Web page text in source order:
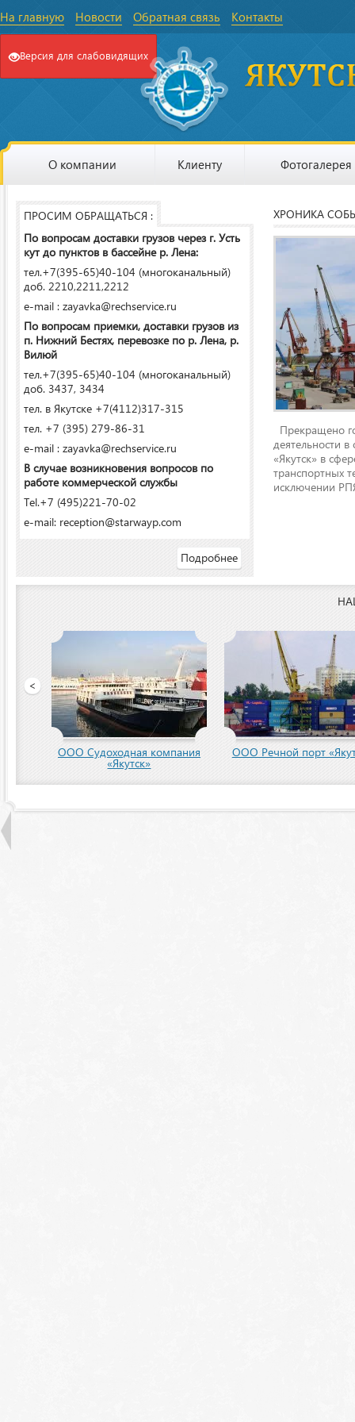
На главную Новости Обратная связь Контакты
Версия для слабовидящих
О компании Клиенту Фотогалерея
ПРОСИМ ОБРАЩАТЬСЯ :
По вопросам доставки грузов через г. Усть
кут до пунктов в бассейне р. Лена:
тел.+7(395-65)40-104 (многоканальный)
доб. 2210,2211,2212
e-mail : zayavka@rechservice.ru
По вопросам приемки, доставки грузов из
п. Нижний Бестях, перевозке по р. Лена, р.
Вилюй
тел.+7(395-65)40-104 (многоканальный)
доб. 3437, 3434
тел. в Якутске +7(4112)317-315
тел. +7 (395) 279-86-31
e-mail : zayavka@rechservice.ru
В случае возникновения вопросов по
работе коммерческой службы
Tel.+7 (495)221-70-02
e-mail: reception@starwayp.com
Подробнее
ХРОНИКА
Прекращено
деятельности
«Якутск» в
транспортных
исключении
<
ООО Речной порт «Якутск»
ООО «Якутский речной